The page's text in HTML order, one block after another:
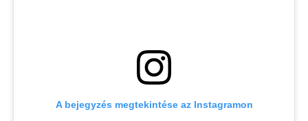
A bejegyzés megtekintése az Instagramon